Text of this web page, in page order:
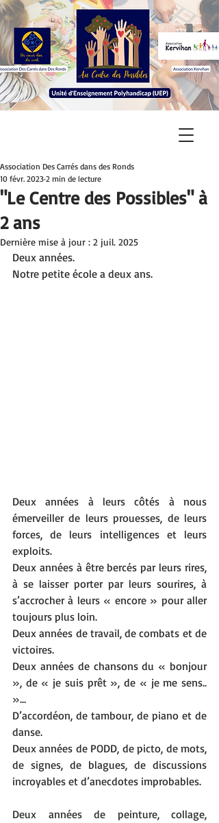
"Le Centre des Possibles" à
2 ans
Association Des Carrés dans des Ronds
10 févr. 2023 2 min de lecture
Dernière mise à jour : 2 juil. 2025
Deux années.
Notre petite école a deux ans.
Deux années à leurs côtés à nous
émerveiller de leurs prouesses, de leurs
forces, de leurs intelligences et leurs
exploits.
Deux années à être bercés par leurs rires,
à se laisser porter par leurs sourires, à
s’accrocher à leurs « encore » pour aller
toujours plus loin.
Deux années de travail, de combats et de
victoires.
Deux années de chansons du « bonjour
», de « je suis prêt », de « je me sens..
»…
D’accordéon, de tambour, de piano et de
danse.
Deux années de PODD, de picto, de mots,
de signes, de blagues, de discussions
incroyables et d’anecdotes improbables.
Deux années de peinture, collage,